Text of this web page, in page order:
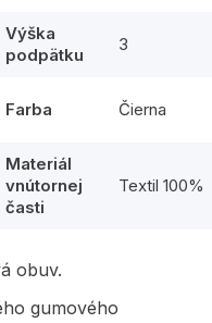
Výška
podpätku
3
Farba Čierna
Materiál
vnútornej
časti
Textil 100%
obuv.
gumového